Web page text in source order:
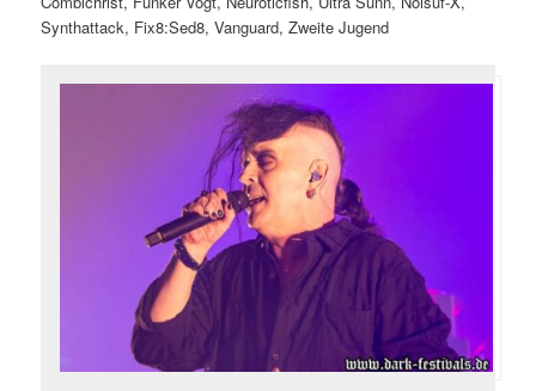
Synthattack, Fix8:Sed8, Vanguard, Zweite Jugend